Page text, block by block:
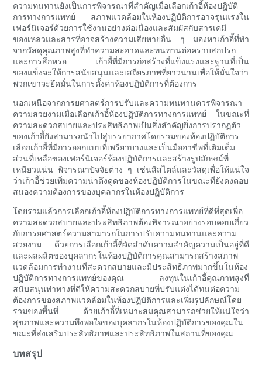
ความทนทานยังเป็นการพิจารณาที่สำคัญเมื่อเลือกเก้าอี้ห้องปฏิบัติ
การทางการแพทย์ สภาพแวดล้อมในห้องปฏิบัติการอาจรุนแรงใน
เฟอร์นิเจอร์ด้วยการใช้งานอย่างต่อเนื่องและสัมผัสกับสารเคมี
ของเหลวและสารที่อาจสร้างความเสียหายอื่น ๆ มองหาเก้าอี้ที่ทำ
จากวัสดุคุณภาพสูงที่ทำความสะอาดและทนทานต่อคราบสกปรก
และการสึกหรอ เก้าอี้ที่มีการก่อสร้างที่แข็งแรงและฐานที่เป็น
ของแข็งจะให้การสนับสนุนและเสถียรภาพที่ยาวนานเพื่อให้มั่นใจว่า
พวกเขาจะยึดมั่นในการตั้งค่าห้องปฏิบัติการที่ต้องการ
นอกเหนือจากการยศาสตร์การปรับและความทนทานควรพิจารณา
ความสวยงามเมื่อเลือกเก้าอี้ห้องปฏิบัติการทางการแพทย์ ในขณะที่
ความสะดวกสบายและประสิทธิภาพเป็นสิ่งสำคัญยิ่งการปรากฏตัว
ของเก้าอี้ยังสามารถนำไปสู่บรรยากาศโดยรวมของห้องปฏิบัติการ
เลือกเก้าอี้ที่มีการออกแบบที่เพรียวบางและเป็นมืออาชีพที่เติมเต็ม
ส่วนที่เหลือของเฟอร์นิเจอร์ห้องปฏิบัติการและสร้างรูปลักษณ์ที่
เหนียวแน่น พิจารณาปัจจัยต่าง ๆ เช่นสีสไตล์และวัสดุเพื่อให้แน่ใจ
ว่าเก้าอี้ช่วยเพิ่มความน่าดึงดูดของห้องปฏิบัติการในขณะที่ยังคงตอบ
สนองความต้องการของบุคลากรในห้องปฏิบัติการ
โดยรวมแล้วการเลือกเก้าอี้ห้องปฏิบัติการทางการแพทย์ที่ดีที่สุดเพื่อ
ความสะดวกสบายและประสิทธิภาพต้องพิจารณาอย่างรอบคอบเกี่ยว
กับการยศาสตร์ความสามารถในการปรับความทนทานและความ
สวยงาม ด้วยการเลือกเก้าอี้ที่จัดลำดับความสำคัญความเป็นอยู่ที่ดี
และผลผลิตของบุคลากรในห้องปฏิบัติการคุณสามารถสร้างสภาพ
แวดล้อมการทำงานที่สะดวกสบายและมีประสิทธิภาพมากขึ้นในห้อง
ปฏิบัติการทางการแพทย์ของคุณ ลงทุนในเก้าอี้คุณภาพสูงที่
สนับสนุนท่าทางที่ดีให้ความสะดวกสบายที่ปรับแต่งได้ทนต่อความ
ต้องการของสภาพแวดล้อมในห้องปฏิบัติการและเพิ่มรูปลักษณ์โดย
รวมของพื้นที่ ด้วยเก้าอี้ที่เหมาะสมคุณสามารถช่วยให้แน่ใจว่า
สุขภาพและความพึงพอใจของบุคลากรในห้องปฏิบัติการของคุณใน
ขณะที่ส่งเสริมประสิทธิภาพและประสิทธิภาพในสถานที่ของคุณ
บทสรุป